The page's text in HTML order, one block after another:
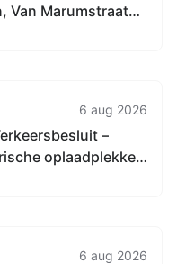
Van Marumstraat
6 aug 2026
–
oplaadplekken
6 aug 2026